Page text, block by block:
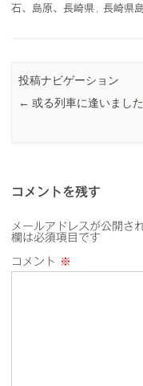
石、島原、長崎県 長崎県
投稿ナビゲーション
← 或る列車に逢いました
コメントを残す
メールアドレスが公開さ
欄は必須項目です
コメント ※